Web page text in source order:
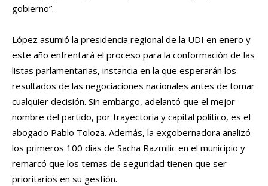
gobierno”.
López asumió la presidencia regional de la UDI en enero y
este año enfrentará el proceso para la conformación de las
listas parlamentarias, instancia en la que esperarán los
resultados de las negociaciones nacionales antes de tomar
cualquier decisión. Sin embargo, adelantó que el mejor
nombre del partido, por trayectoria y capital político, es el
abogado Pablo Toloza. Además, la exgobernadora analizó
los primeros 100 días de Sacha Razmilic en el municipio y
remarcó que los temas de seguridad tienen que ser
prioritarios en su gestión.